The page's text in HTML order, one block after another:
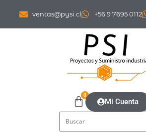
ventas@pysi.cl +56 9 7695 0112
0
Mi Cuenta